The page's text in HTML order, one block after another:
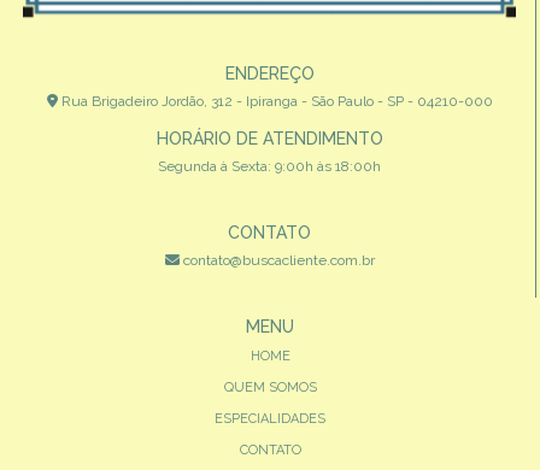
ENDEREÇO
Rua Brigadeiro Jordão, 312 - Ipiranga - São Paulo - SP - 04210-000
HORÁRIO DE ATENDIMENTO
Segunda à Sexta: 9:00h às 18:00h
CONTATO
contato@buscacliente.com.br
MENU
HOME
QUEM SOMOS
ESPECIALIDADES
CONTATO